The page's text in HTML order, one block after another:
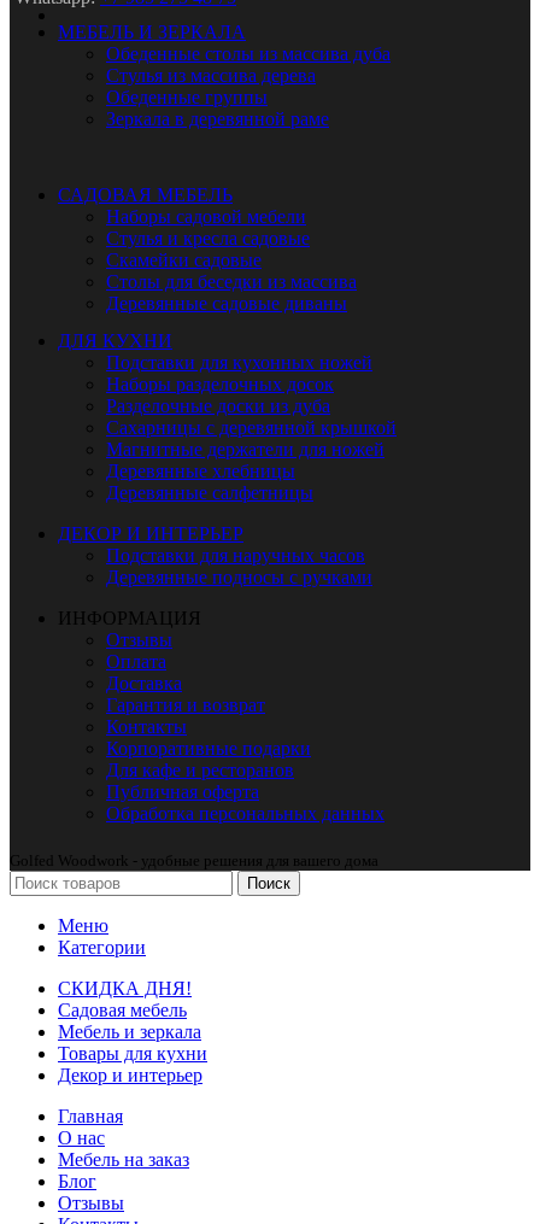
МЕБЕЛЬ И ЗЕРКАЛА
Обеденные столы из массива дуба
Стулья из массива дерева
Обеденные группы
Зеркала в деревянной раме
САДОВАЯ МЕБЕЛЬ
Наборы садовой мебели
Стулья и кресла садовые
Скамейки садовые
Столы для беседки из массива
Деревянные садовые диваны
ДЛЯ КУХНИ
Подставки для кухонных ножей
Наборы разделочных досок
Разделочные доски из дуба
Сахарницы с деревянной крышкой
Магнитные держатели для ножей
Деревянные хлебницы
Деревянные салфетницы
ДЕКОР И ИНТЕРЬЕР
Подставки для наручных часов
Деревянные подносы с ручками
ИНФОРМАЦИЯ
Отзывы
Оплата
Доставка
Гарантия и возврат
Контакты
Корпоративные подарки
Для кафе и ресторанов
Публичная оферта
Обработка персональных данных
Golfed Woodwork - удобные решения для вашего дома
Поиск
Меню
Категории
СКИДКА ДНЯ!
Садовая мебель
Мебель и зеркала
Товары для кухни
Декор и интерьер
Главная
О нас
Мебель на заказ
Блог
Отзывы